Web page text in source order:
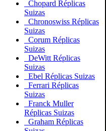
Chopard Réplicas
Suizas
Chronoswiss Réplicas
Suizas
Corum Réplicas
Suizas
DeWitt Réplicas
Suizas
Ebel Réplicas Suizas
Ferrari Réplicas
Suizas
Franck Muller
Réplicas Suizas
Graham Réplicas